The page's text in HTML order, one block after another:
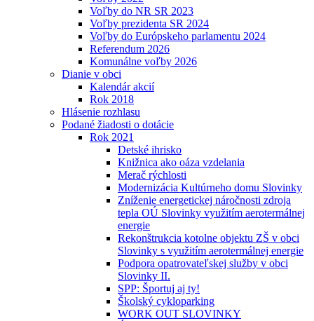
Voľby do NR SR 2023
Voľby prezidenta SR 2024
Voľby do Európskeho parlamentu 2024
Referendum 2026
Komunálne voľby 2026
Dianie v obci
Kalendár akcií
Rok 2018
Hlásenie rozhlasu
Podané žiadosti o dotácie
Rok 2021
Detské ihrisko
Knižnica ako oáza vzdelania
Merač rýchlosti
Modernizácia Kultúrneho domu Slovinky
Zníženie energetickej náročnosti zdroja
tepla OÚ Slovinky využitím aerotermálnej
energie
Rekonštrukcia kotolne objektu ZŠ v obci
Slovinky s využitím aerotermálnej energie
Podpora opatrovateľskej služby v obci
Slovinky II.
SPP: Športuj aj ty!
Školský cykloparking
WORK OUT SLOVINKY